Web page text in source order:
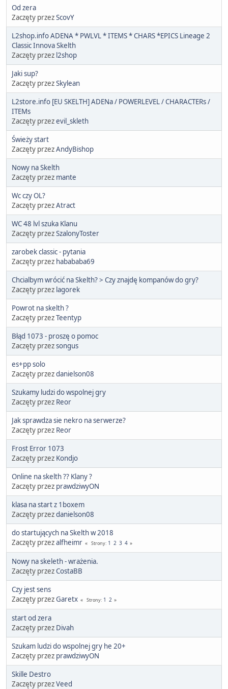
Od zera
Zaczęty przezScovY
L2shop.info ADENA * PWLVL * ITEMS * CHARS *EPICS Lineage 2
Classic Innova Skelth
Zaczęty przez l2shop
Jaki sup?
Zaczęty przezSkylean
L2store.info [EU SKELTH] ADENa / POWERLEVEL / CHARACTERs /
ITEMs
Zaczęty przezevil_skleth
Świeży start
Zaczęty przezAndyBishop
Nowy na Skelth
Zaczęty przez mante
Wc czy OL?
Zaczęty przezAtract
WC 48 lvl szuka Klanu
Zaczęty przezSzalonyToster
zarobek classic - pytania
Zaczęty przez habababa69
Chcialbym wrócić na Skelth? > Czy znajdę kompanów do gry?
Zaczęty przez lagorek
Powrot na skelth ?
Zaczęty przezTeentyp
Błąd 1073 - proszę o pomoc
Zaczęty przezsongus
es+pp solo
Zaczęty przezdanielson08
Szukamy ludzi do wspolnej gry
Zaczęty przez Reor
Jak sprawdza sie nekro na serwerze?
Zaczęty przez Reor
Frost Error 1073
Zaczęty przez Kondjo
Online na skelth ?? Klany ?
Zaczęty przez prawdziwyON
klasa na start z 1boxem
Zaczęty przezdanielson08
do startujących na Skelth w 2018
Zaczęty przezalfheimr Strony 1 2 3 4
Nowy na skeleth - wrażenia.
Zaczęty przezCostaBB
Czy jest sens
Zaczęty przezGaretx Strony 1 2
start od zera
Zaczęty przez Divah
Szukam ludzi do wspolnej gry he 20+
Zaczęty przez prawdziwyON
Skille Destro
Zaczęty przezVeed